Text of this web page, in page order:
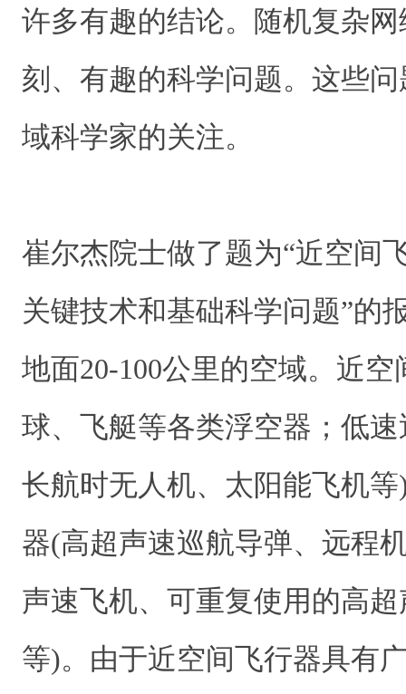
许多有趣的结论。随机复杂
刻、有趣的科学问题。这些
域科学家的关注。
崔尔杰院士做了题为“近空间
关键技术和基础科学问题”的
地面20-100公里的空域。近
球、飞艇等各类浮空器；低
长航时无人机、太阳能飞机
器(高超声速巡航导弹、远程
声速飞机、可重复使用的高
等)。由于近空间飞行器具有